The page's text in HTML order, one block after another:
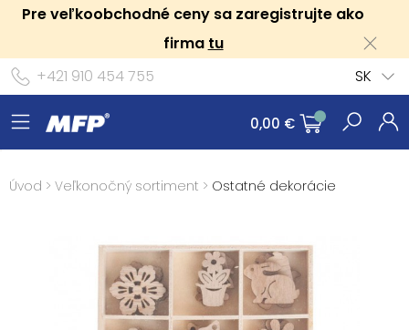
Pre veľkoobchodné ceny sa zaregistrujte ako
firma tu
+421 910 454 755
SK
0,00 €
Úvod > Veľkonočný sortiment > Ostatné dekorácie